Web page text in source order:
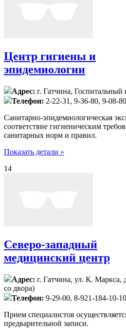
Центр гигиены и
эпидемиологии
Адрес: г. Гатчина, Госпитальный
Телефон: 2-22-31, 9-36-80, 9-08-80
Санитарно-эпидемиологическая
соответствие гигиеническим
санитарных норм и правил.
Показать детали »
14
Северо-западный
медицинский центр
Адрес: г. Гатчина, ул. К. Маркса,
со двора)
Телефон: 9-29-00, 8-921-184-10-10
Прием специалистов
предварительной записи.